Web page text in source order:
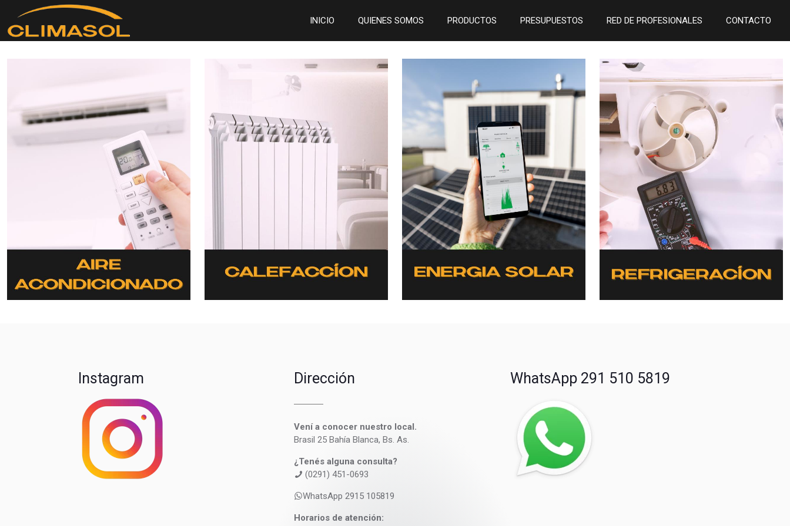
INICIO QUIENES SOMOS PRODUCTOS PRESUPUESTOS RED DE PROFESIONALES CONTACTO
Instagram Dirección
Vení a conocer nuestro local.
Brasil 25 Bahía Blanca, Bs. As.
¿Tenés alguna consulta?
(0291) 451-0693
WhatsApp 2915 105819
Horarios de atención:
WhatsApp 291 510 5819